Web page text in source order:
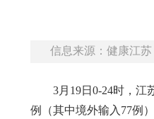
信息来源：健康江苏
3月19日0-24时，江
例（其中境外输入77例